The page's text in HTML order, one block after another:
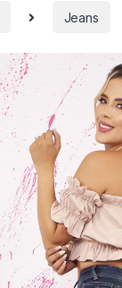
Jeans